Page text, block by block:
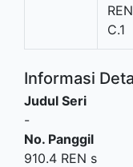
C.1
Informasi
Judul Seri
-
No. Panggil
910.4 REN s